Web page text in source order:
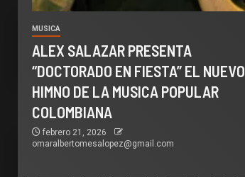
MUSICA
ALEX SALAZAR PRESENTA
“DOCTORADO EN FIESTA” EL NUEVO
HIMNO DE LA MUSICA POPULAR
COLOMBIANA
febrero 21, 2026
omaralbertomesalopez@gmail.com